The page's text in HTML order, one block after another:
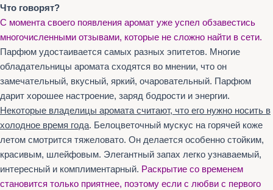
Что говорят?
С момента своего появления аромат уже успел обзавестись
многочисленными отзывами, которые не сложно найти в сети.
Парфюм удостаивается самых разных эпитетов. Многие
обладательницы аромата сходятся во мнении, что он
замечательный, вкусный, яркий, очаровательный. Парфюм
дарит хорошее настроение, заряд бодрости и энергии.
Некоторые владелицы аромата считают, что его нужно носить в
холодное время года. Белоцветочный мускус на горячей коже
летом смотрится тяжеловато. Он делается особенно стойким,
красивым, шлейфовым. Элегантный запах легко узнаваемый,
интересный и комплиментарный. Раскрытие со временем
становится только приятнее, поэтому если с любви с первого